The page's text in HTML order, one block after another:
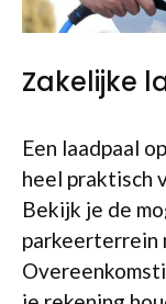
Zakelijke
Een laadpaal
heel praktisch
Bekijk je de
parkeerterrein